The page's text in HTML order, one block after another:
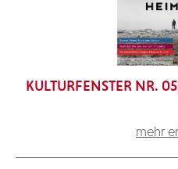
KULTURFENSTER NR.
mehr